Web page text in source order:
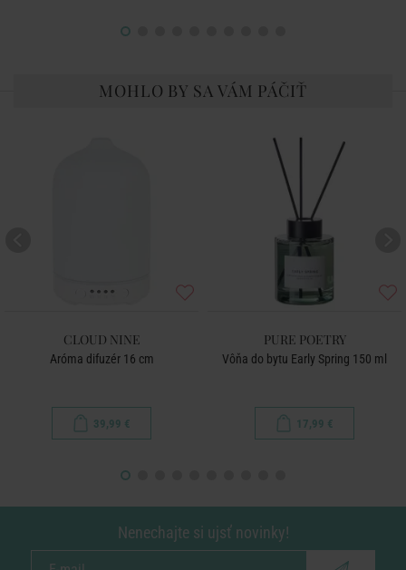
MOHLO BY SA VÁM PÁČIŤ
CLOUD NINE
Aróma difuzér 16 cm
39,99 €
PURE POETRY
Vôňa do bytu Early Spring 150 ml
17,99 €
Nenechajte si ujsť novinky!